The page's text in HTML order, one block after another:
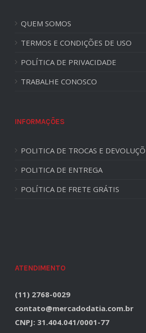
QUEM SOMOS
TERMOS E CONDIÇÕES DE USO
POLÍTICA DE PRIVACIDADE
TRABALHE CONOSCO
INFORMAÇÕES
POLITICA DE TROCAS E
POLITICA DE ENTREGA
POLÍTICA DE FRETE GRÁTIS
ATENDIMENTO
(11) 2768-0029
contato@mercadodatia.com.br
CNPJ: 31.404.041/0001-77